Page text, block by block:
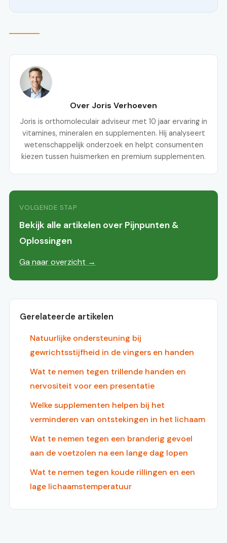
Over Joris Verhoeven
Joris is orthomoleculair adviseur met 10 jaar ervaring in
vitamines, mineralen en supplementen. Hij analyseert
wetenschappelijk onderzoek en helpt consumenten
kiezen tussen huismerken en premium supplementen.
VOLGENDE STAP
Bekijk alle artikelen over Pijnpunten &
Oplossingen
Ga naar overzicht →
Gerelateerde artikelen
Natuurlijke ondersteuning bij
gewrichtsstijfheid in de vingers en handen
Wat te nemen tegen trillende handen en
nervositeit voor een presentatie
Welke supplementen helpen bij het
verminderen van ontstekingen in het lichaam
Wat te nemen tegen een branderig gevoel
aan de voetzolen na een lange dag lopen
Wat te nemen tegen koude rillingen en een
lage lichaamstemperatuur